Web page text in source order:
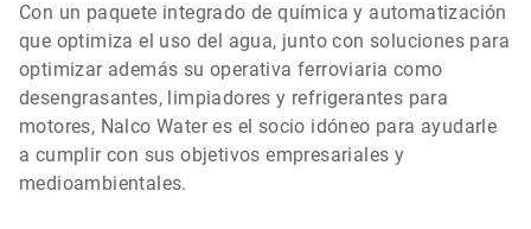
Con un paquete integrado de química y automatización
que optimiza el uso del agua, junto con soluciones para
optimizar además su operativa ferroviaria como
desengrasantes, limpiadores y refrigerantes para
motores, Nalco Water es el socio idóneo para ayudarle
a cumplir con sus objetivos empresariales y
medioambientales.